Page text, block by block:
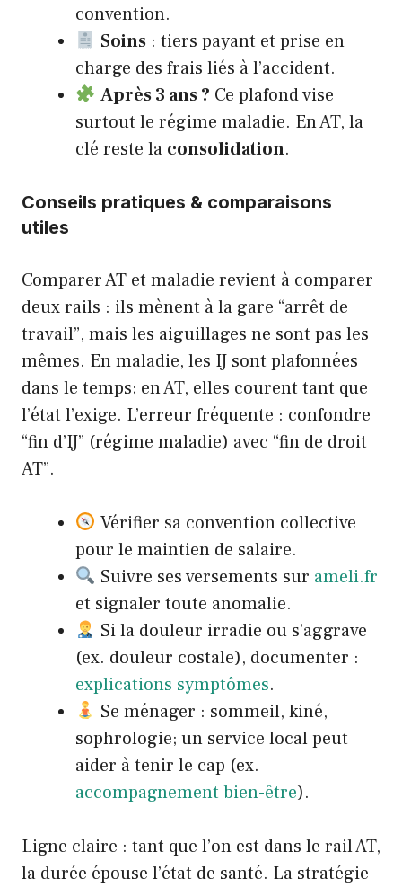
convention.
Soins: tiers payant et prise en
charge des frais liés à l’accident.
Après 3 ans ? Ce plafond vise
surtout le régime maladie. En AT, la
clé reste la consolidation.
Conseils pratiques & comparaisons
utiles
Comparer AT et maladie revient à comparer
deux rails : ils mènent à la gare “arrêt de
travail”, mais les aiguillages ne sont pas les
mêmes. En maladie, les IJ sont plafonnées
dans le temps; en AT, elles courent tant que
l’état l’exige. L’erreur fréquente : confondre
“fin d’IJ” (régime maladie) avec “fin de droit
AT”.
Vérifier sa convention collective
pour le maintien de salaire.
Suivre ses versements sur ameli.fr
et signaler toute anomalie.
Si la douleur irradie ou s’aggrave
(ex. douleur costale), documenter :
explications symptômes.
Se ménager : sommeil, kiné,
sophrologie; un service local peut
aider à tenir le cap (ex.
accompagnement bien-être).
Ligne claire : tant que l’on est dans le rail AT,
la durée épouse l’état de santé. La stratégie